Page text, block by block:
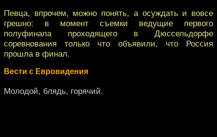
Певца, впрочем, можно понять, а осуждать и вовсе
грешно: в момент съемки ведущие первого
полуфинала проходящего в Дюссельдорфе
соревнования только что объявили, что Россия
прошла в финал.
Вести с Евровидения
Молодой, блядь, горячий.